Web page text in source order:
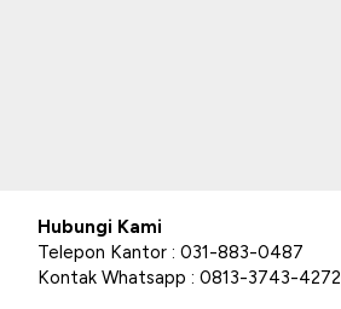
Hubungi Kami
Telepon Kantor : 031-883-0487
Kontak Whatsapp : 0813-3743-4272